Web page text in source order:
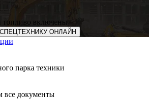
топливо включены
ОНЛАЙН
парка техники
все документы